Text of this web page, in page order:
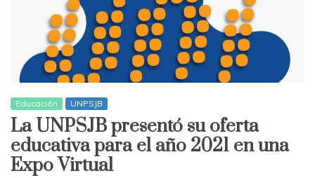
Educación UNPSJB
La UNPSJB presentó su oferta
educativa para el año 2021 en una
Expo Virtual